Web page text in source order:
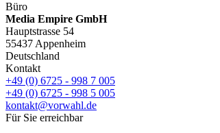
Büro
Media Empire GmbH
Hauptstrasse 54
55437 Appenheim
Deutschland
Kontakt
+49 (0) 6725 - 998 7 005
+49 (0) 6725 - 998 5 005
kontakt@vorwahl.de
Für Sie erreichbar